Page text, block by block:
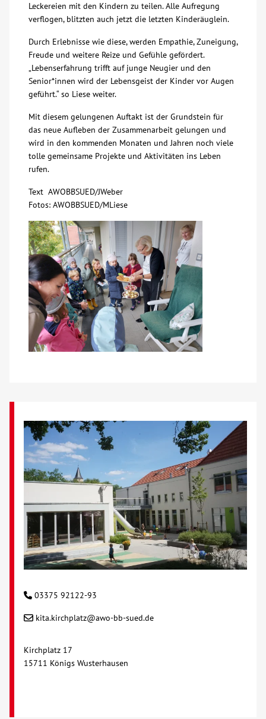
Leckereien mit den Kindern zu teilen. Alle Aufregung
verflogen, blitzten auch jetzt die letzten Kinderäuglein.
Durch Erlebnisse wie diese, werden Empathie, Zuneigung,
Freude und weitere Reize und Gefühle gefördert.
„Lebenserfahrung trifft auf junge Neugier und den
Senior*innen wird der Lebensgeist der Kinder vor Augen
geführt.“ so Liese weiter.
Mit diesem gelungenen Auftakt ist der Grundstein für
das neue Aufleben der Zusammenarbeit gelungen und
wird in den kommenden Monaten und Jahren noch viele
tolle gemeinsame Projekte und Aktivitäten ins Leben
rufen.
Text AWOBBSUED/JWeber
Fotos: AWOBBSUED/MLiese
03375 92122-93
kita.kirchplatz@awo-bb-sued.de
Kirchplatz 17
15711 Königs Wusterhausen